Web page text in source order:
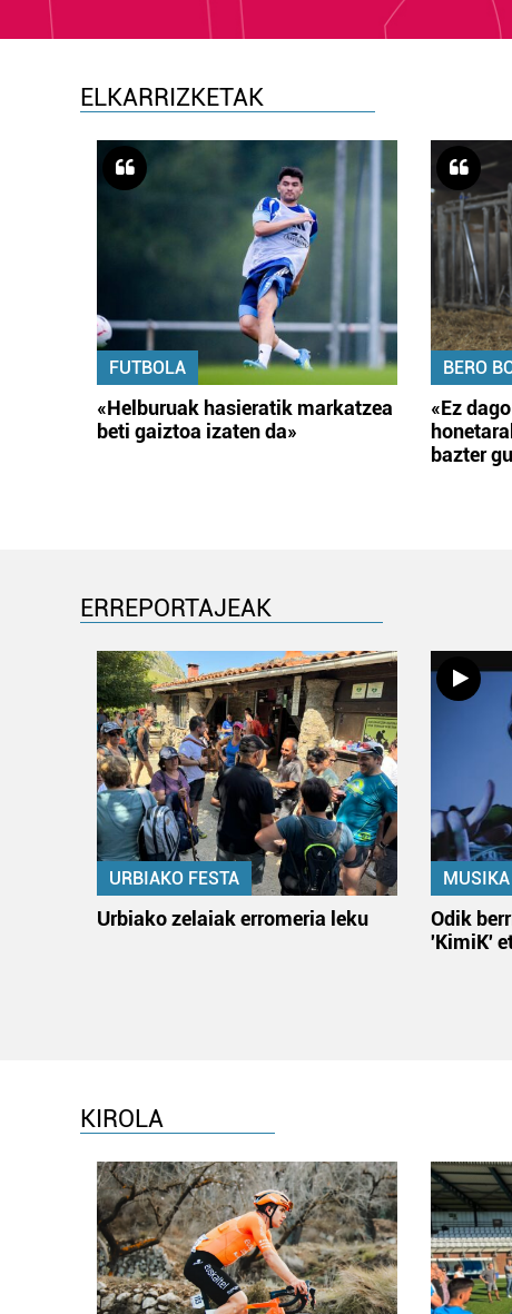
ELKARRIZKETAK
FUTBOLA
«Helburuak hasieratik markatzea
beti gaiztoa izaten da»
BERO
«Ez
bazter
ERREPORTAJEAK
URBIAKO FESTA
Urbiako zelaiak erromeria leku
MUSIKA
Odik
'KimiK'
KIROLA